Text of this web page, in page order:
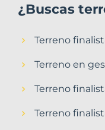
¿Buscas
Terreno
Terreno en
Terreno
Terreno